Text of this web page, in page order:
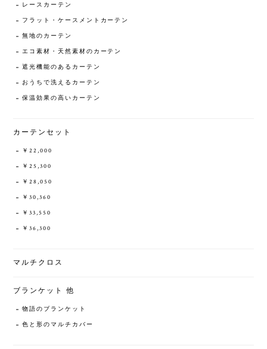
レースカーテン
フラット・ケースメントカーテン
無地のカーテン
エコ素材・天然素材のカーテン
遮光機能のあるカーテン
おうちで洗えるカーテン
保温効果の高いカーテン
カーテンセット
￥22,000
￥25,300
￥28,050
￥30,360
￥33,550
￥36,300
マルチクロス
ブランケット 他
物語のブランケット
色と形のマルチカバー